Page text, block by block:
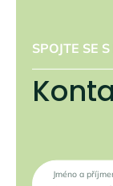
SPOJTE SE
Jméno a